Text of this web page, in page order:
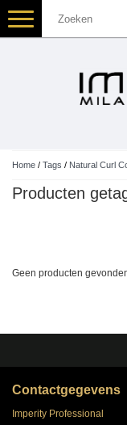
Toggle
navigation
Home / Tags / Natural Curl
Producten
Geen producten
Contactgegevens
Imperity Professional